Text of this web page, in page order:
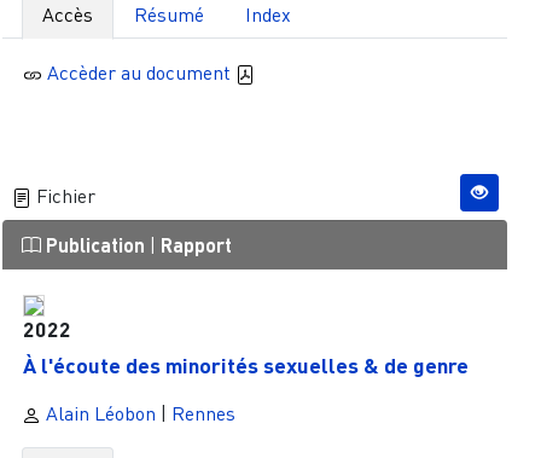
Accès Résumé Index
Accèder au document
Fichier
Publication | Rapport
2022
À l'écoute des minorités sexuelles & de genre
Alain Léobon | Rennes